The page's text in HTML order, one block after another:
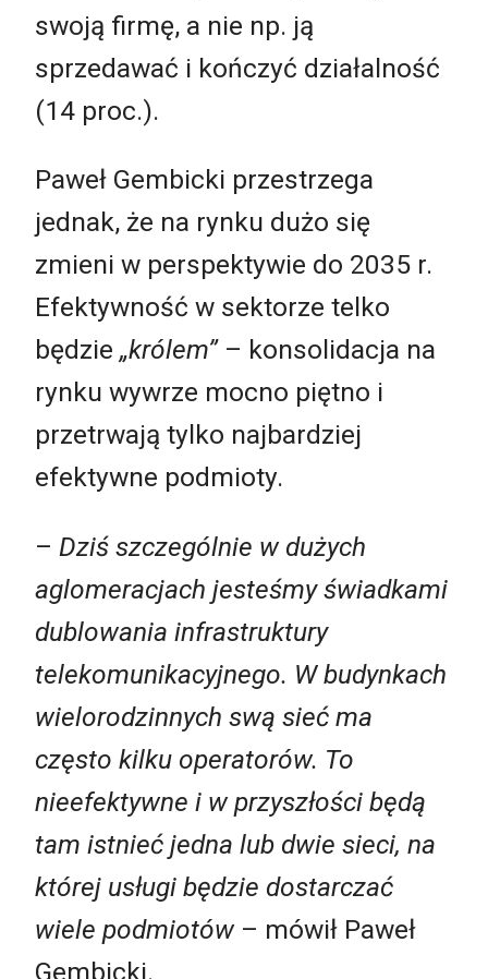
swoją firmę, a nie np. ją
sprzedawać i kończyć działalność
(14 proc.).
Paweł Gembicki przestrzega
jednak, że na rynku dużo się
zmieni w perspektywie do 2035 r.
Efektywność w sektorze telko
będzie „królem”– konsolidacja na
rynku wywrze mocno piętno i
przetrwają tylko najbardziej
efektywne podmioty.
– Dziś szczególnie w dużych
aglomeracjach jesteśmy świadkami
dublowania infrastruktury
telekomunikacyjnego. W budynkach
wielorodzinnych swą sieć ma
często kilku operatorów. To
nieefektywne i w przyszłości będą
tam istnieć jedna lub dwie sieci, na
której usługi będzie dostarczać
wiele podmiotów– mówił Paweł
Gembicki.